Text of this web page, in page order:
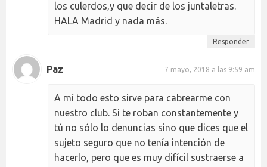
los culerdos,y que decir de los juntaletras.
HALA Madrid y nada más.
Responder
Paz 7 mayo, 2018 a las 9:59 am
A mí todo esto sirve para cabrearme con
nuestro club. Si te roban constantemente y
tú no sólo lo denuncias sino que dices que el
sujeto seguro que no tenía intención de
hacerlo, pero que es muy difícil sustraerse a